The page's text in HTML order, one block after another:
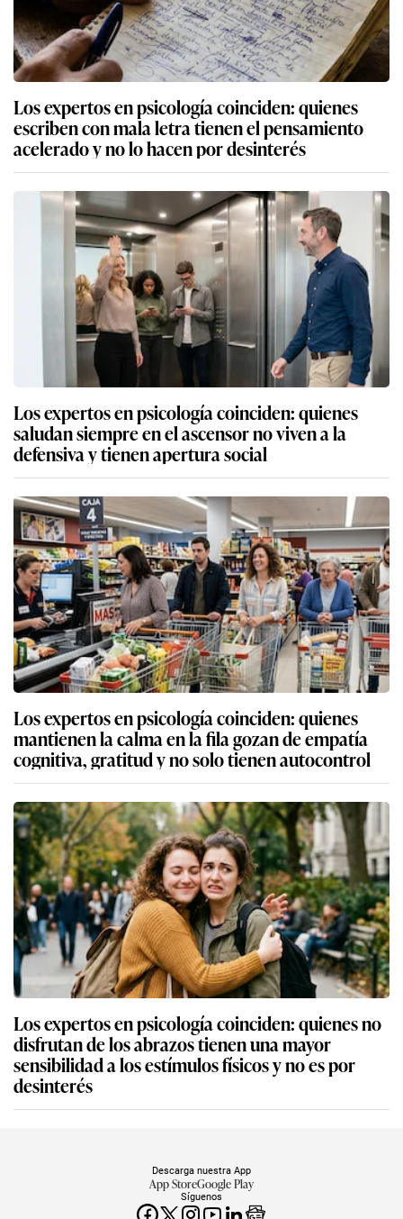
Los expertos en psicología coinciden: quienes
escriben con mala letra tienen el pensamiento
acelerado y no lo hacen por desinterés
Los expertos en psicología coinciden: quienes
saludan siempre en el ascensor no viven a la
defensiva y tienen apertura social
Los expertos en psicología coinciden: quienes
mantienen la calma en la fila gozan de empatía
cognitiva, gratitud y no solo tienen autocontrol
Los expertos en psicología coinciden: quienes no
disfrutan de los abrazos tienen una mayor
sensibilidad a los estímulos físicos y no es por
desinterés
Síguenos
Descarga nuestra App
App StoreGoogle Play